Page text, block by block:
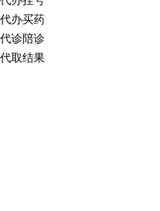
代办买药
代诊陪诊
代取结果